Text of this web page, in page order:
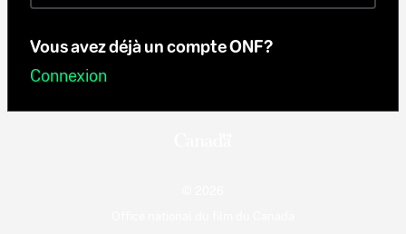
Vous avez déjà un compte ONF?
Connexion